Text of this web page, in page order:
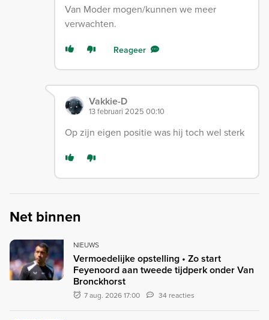
Van Moder mogen/kunnen we meer
verwachten.
Reageer
Vakkie-D
13 februari 2025 00:10
Op zijn eigen positie was hij toch wel sterk
Net binnen
NIEUWS
Vermoedelijke opstelling • Zo start
Feyenoord aan tweede tijdperk onder Van
Bronckhorst
7 aug. 2026 17:00 34 reacties